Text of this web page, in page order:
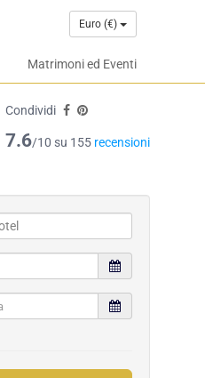
Euro (€)
Matrimoni ed Eventi
Condividi
7.6/10 su 155 recensioni